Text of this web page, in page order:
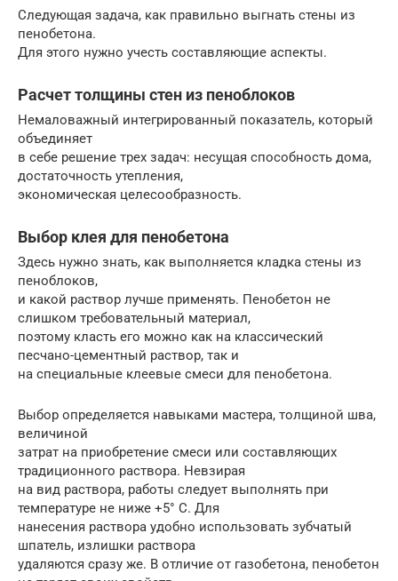
Следующая задача, как правильно выгнать стены из
пенобетона.
Для этого нужно учесть составляющие аспекты.
Расчет толщины стен из пеноблоков
Немаловажный интегрированный показатель, который
объединяет
в себе решение трех задач: несущая способность дома,
достаточность утепления,
экономическая целесообразность.
Выбор клея для пенобетона
Здесь нужно знать, как выполняется кладка стены из
пеноблоков,
и какой раствор лучше применять. Пенобетон не
слишком требовательный материал,
поэтому класть его можно как на классический
песчано-цементный раствор, так и
на специальные клеевые смеси для пенобетона.
Выбор определяется навыками мастера, толщиной шва,
величиной
затрат на приобретение смеси или составляющих
традиционного раствора. Невзирая
на вид раствора, работы следует выполнять при
температуре не ниже +5° С. Для
нанесения раствора удобно использовать зубчатый
шпатель, излишки раствора
удаляются сразу же. В отличие от газобетона, пенобетон